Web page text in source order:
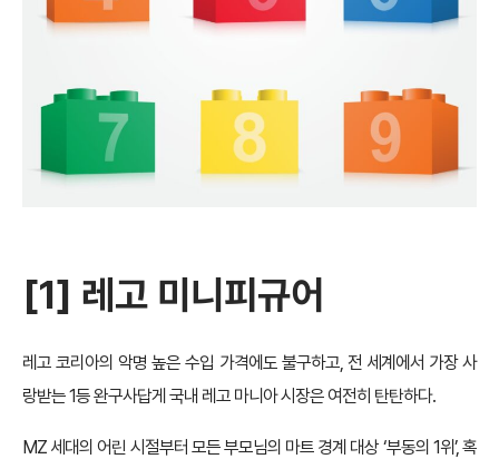
[1] 레고 미니피규어
레고 코리아의 악명 높은 수입 가격에도 불구하고, 전 세계에서 가장 사
랑받는 1등 완구사답게 국내 레고 마니아 시장은 여전히 탄탄하다.
MZ 세대의 어린 시절부터 모든 부모님의 마트 경계 대상 ‘부동의 1위’, 혹